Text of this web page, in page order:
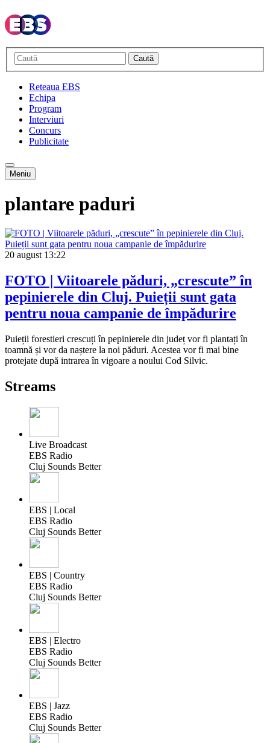
Caută
Reteaua EBS
Echipa
Program
Interviuri
Concurs
Publicitate
Meniu
plantare paduri
20 august13:22
FOTO | Viitoarele păduri, „crescute” în
pepinierele din Cluj. Puieții sunt gata
pentru noua campanie de împădurire
Puieții forestieri crescuți în pepinierele din județ vor fi plantați în
toamnă și vor da naștere la noi păduri. Acestea vor fi mai bine
protejate după intrarea în vigoare a noului Cod Silvic.
Streams
Live Broadcast
EBS Radio
Cluj Sounds Better
EBS | Local
EBS Radio
Cluj Sounds Better
EBS | Country
EBS Radio
Cluj Sounds Better
EBS | Electro
EBS Radio
Cluj Sounds Better
EBS | Jazz
EBS Radio
Cluj Sounds Better